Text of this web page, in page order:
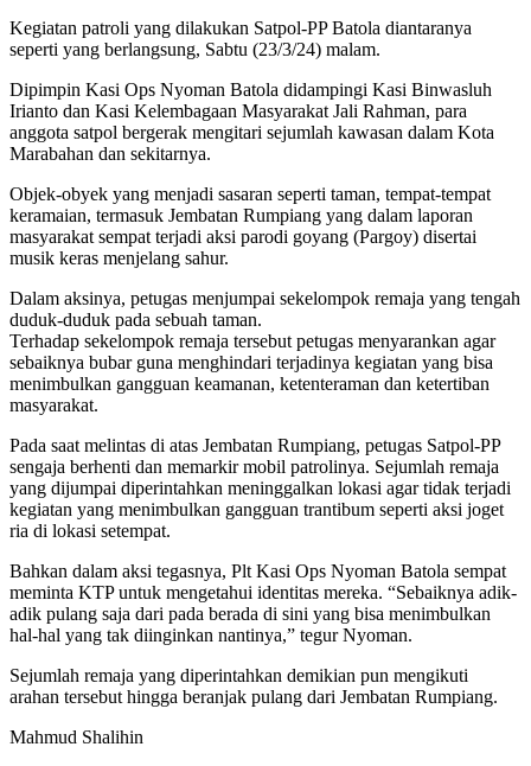
Kegiatan patroli yang dilakukan Satpol-PP Batola diantaranya
seperti yang berlangsung, Sabtu (23/3/24) malam.
Dipimpin Kasi Ops Nyoman Batola didampingi Kasi Binwasluh
Irianto dan Kasi Kelembagaan Masyarakat Jali Rahman, para
anggota satpol bergerak mengitari sejumlah kawasan dalam Kota
Marabahan dan sekitarnya.
Objek-obyek yang menjadi sasaran seperti taman, tempat-tempat
keramaian, termasuk Jembatan Rumpiang yang dalam laporan
masyarakat sempat terjadi aksi parodi goyang (Pargoy) disertai
musik keras menjelang sahur.
Dalam aksinya, petugas menjumpai sekelompok remaja yang tengah
duduk-duduk pada sebuah taman.
Terhadap sekelompok remaja tersebut petugas menyarankan agar
sebaiknya bubar guna menghindari terjadinya kegiatan yang bisa
menimbulkan gangguan keamanan, ketenteraman dan ketertiban
masyarakat.
Pada saat melintas di atas Jembatan Rumpiang, petugas Satpol-PP
sengaja berhenti dan memarkir mobil patrolinya. Sejumlah remaja
yang dijumpai diperintahkan meninggalkan lokasi agar tidak terjadi
kegiatan yang menimbulkan gangguan trantibum seperti aksi joget
ria di lokasi setempat.
Bahkan dalam aksi tegasnya, Plt Kasi Ops Nyoman Batola sempat
meminta KTP untuk mengetahui identitas mereka. “Sebaiknya adik-
adik pulang saja dari pada berada di sini yang bisa menimbulkan
hal-hal yang tak diinginkan nantinya,” tegur Nyoman.
Sejumlah remaja yang diperintahkan demikian pun mengikuti
arahan tersebut hingga beranjak pulang dari Jembatan Rumpiang.
Mahmud Shalihin